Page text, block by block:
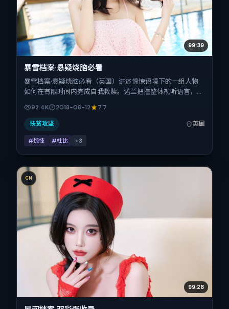
99:39
暴雪档案·悬疑烧脑必看
暴雪档案·悬疑烧脑必看（英国）讲述惊悚语境下的一组人物
如何在有限时间内完成自我救赎。诺兰把控整体视听语言，全
智贤、王景春、咏梅、刘诗诗、小松菜奈的表演层次丰富。影
片定于 2018-08-12 起陆续登陆院线与网络平台，暑期档公
映，片长146分钟。
92.4K 2018-08-12 7.7
扶贫攻坚 英国
#惊悚 #杜比 +3
CN
99:28